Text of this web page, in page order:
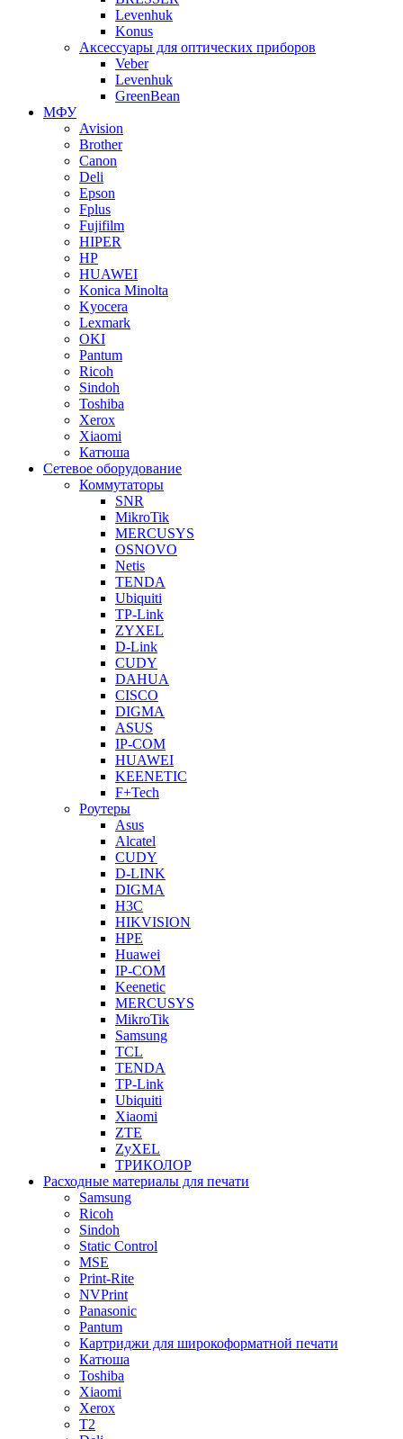
Levenhuk
Konus
Аксессуары для оптических приборов
Veber
Levenhuk
GreenBean
МФУ
Avision
Brother
Canon
Deli
Epson
Fplus
Fujifilm
HIPER
HP
HUAWEI
Konica Minolta
Kyocera
Lexmark
OKI
Pantum
Ricoh
Sindoh
Toshiba
Xerox
Xiaomi
Катюша
Сетевое оборудование
Коммутаторы
SNR
MikroTik
MERCUSYS
OSNOVO
Netis
TENDA
Ubiquiti
TP-Link
ZYXEL
D-Link
CUDY
DAHUA
CISCO
DIGMA
ASUS
IP-COM
HUAWEI
KEENETIC
F+Tech
Роутеры
Asus
Alcatel
CUDY
D-LINK
DIGMA
H3C
HIKVISION
HPE
Huawei
IP-COM
Keenetic
MERCUSYS
MikroTik
Samsung
TCL
TENDA
TP-Link
Ubiquiti
Xiaomi
ZTE
ZyXEL
ТРИКОЛОР
Расходные материалы для печати
Samsung
Ricoh
Sindoh
Static Control
MSE
Print-Rite
NVPrint
Panasonic
Pantum
Картриджи для широкоформатной печати
Катюша
Toshiba
Xiaomi
Xerox
T2